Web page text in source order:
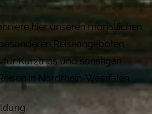
hier unseren monatlichen
Reiseangeboten,
Kurztrips und sonstigen
in Nordrhein-Westfalen.